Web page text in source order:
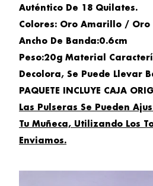
Auténtico De 18 Quilates.
Colores: Oro Amarillo / Oro
Ancho De Banda:0.6cm
Peso:20g Material
Decolora, Se Puede Llevar
PAQUETE INCLUYE CAJA
Las Pulseras Se Pueden
Tu Muñeca, Utilizando Los
Enviamos.